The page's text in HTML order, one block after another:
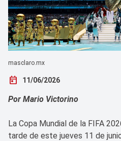
masclaro.mx
today 11/06/2026
Por Mario Victorino
La Copa Mundial de la FIFA
tarde de este jueves 11 de